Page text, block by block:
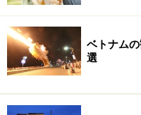
つぼみバージョン（写
ではなく、「目でも楽
ベトナム
選